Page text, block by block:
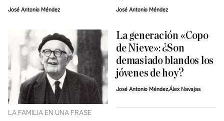
José Antonio Méndez José Antonio Méndez
LA FAMILIA EN UNA FRASE
La generación «Copo
de Nieve»: ¿Son
demasiado blandos los
jóvenes de hoy?
José Antonio Méndez,Álex Navajas